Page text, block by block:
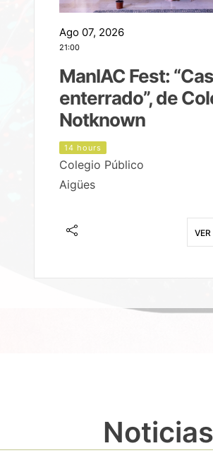
Ago 07, 2026
21:00
ManIAC Fest:
enterrado”, de
Notknown
14 hours
Colegio Público
Aigües
Noticias